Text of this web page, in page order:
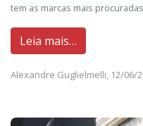
tem as marcas mais
Leia mais…
Alexandre Guglielmelli, 12/06/